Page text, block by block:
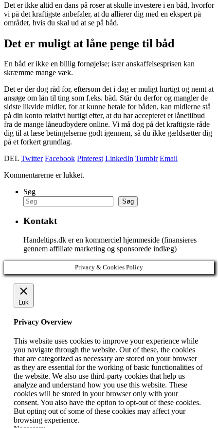
Det er ikke altid en dans på roser at skulle investere i en båd, hvorfor
vi på det kraftigste anbefaler, at du allierer dig med en ekspert på
området, hvis du skal ud at se på båd.
Det er muligt at låne penge til båd
En båd er ikke en billig fornøjelse; især anskaffelsesprisen kan
skræmme mange væk.
Det er der dog råd for, eftersom det i dag er muligt hurtigt og nemt at
ansøge om lån til ting som f.eks. båd. Står du derfor og mangler de
sidste likvide midler, for at kunne betale for båden, kan midlerne stå
på din konto relativt hurtigt efter, at du har accepteret et lånetilbud
fra de mange låneudbydere online. Vi må dog på det kraftigste råde
dig til at læse betingelserne godt igennem, så du ikke gældsætter dig
på et forkert grundlag.
DEL Twitter Facebook Pinterest LinkedIn Tumblr Email
Kommentarerne er lukket.
Søg
Søg
Kontakt
Handeltips.dk er en kommerciel hjemmeside (finansieres
gennem affiliate marketing og sponsorede indlæg)
Privacy & Cookies Policy
Luk
Privacy Overview
This website uses cookies to improve your experience while
you navigate through the website. Out of these, the cookies
that are categorized as necessary are stored on your browser
as they are essential for the working of basic functionalities of
the website. We also use third-party cookies that help us
analyze and understand how you use this website. These
cookies will be stored in your browser only with your
consent. You also have the option to opt-out of these cookies.
But opting out of some of these cookies may affect your
browsing experience.